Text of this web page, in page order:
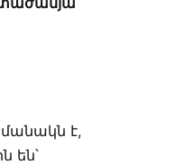
է,
են՝